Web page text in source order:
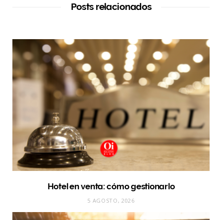
Posts relacionados
Hotel en venta: cómo gestionarlo
5 AGOSTO, 2026